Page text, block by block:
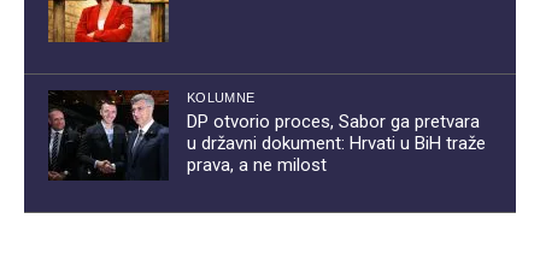
KOLUMNE
DP otvorio proces, Sabor ga pretvara
u državni dokument: Hrvati u BiH traže
prava, a ne milost